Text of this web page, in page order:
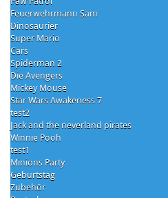
Feuerwehrmann Sam
Dinosaurier
Super Mario
Cars
Spiderman 2
Die Avengers
Mickey Mouse
Star Wars Awakeness 7
test2
Jack and the neverland pirates
Winnie Pooh
test1
Minions Party
Geburtstag
Zubehör